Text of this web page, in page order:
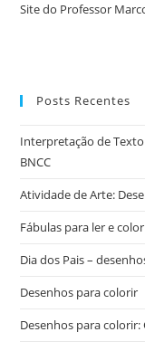
Site do Professor
Posts Recentes
Interpretação de
BNCC
Atividade de Arte:
Fábulas para ler e
Dia dos Pais –
Desenhos para colorir
Desenhos para